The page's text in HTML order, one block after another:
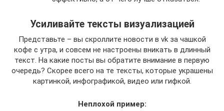
Усиливайте тексты визуализацией
Представьте – вы скроллите новости в vk за чашкой
кофе с утра, и совсем не настроены вникать в длинный
текст. На какие посты вы обратите внимание в первую
очередь? Скорее всего на те тексты, которые украшены
картинкой, инфографикой, видео или гифкой.
Неплохой пример: